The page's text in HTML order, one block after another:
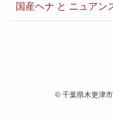
国産ヘナ と ニュアン
©千葉県木更津